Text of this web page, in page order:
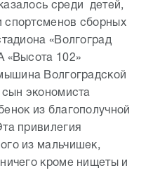
среди детей,
спортсменов сборных
«Волгоград
«Высота 102»
Волгоградской
сын экономиста
из благополучной
привилегия
из мальчишек,
кроме нищеты и